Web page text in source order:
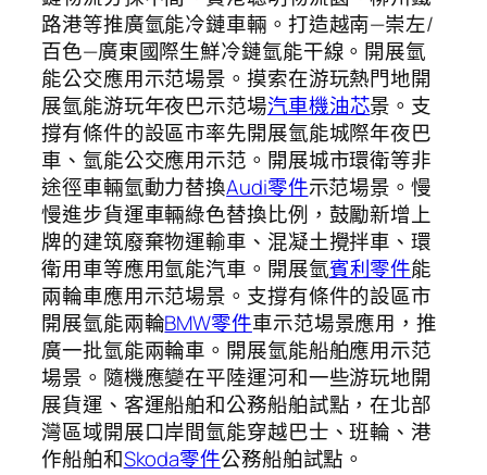
路港等推廣氫能冷鏈車輛。打造越南—崇左/
百色—廣東國際生鮮冷鏈氫能干線。開展氫
能公交應用示范場景。摸索在游玩熱門地開
展氫能游玩年夜巴示范場汽車機油芯景。支
撐有條件的設區市率先開展氫能城際年夜巴
車、氫能公交應用示范。開展城市環衛等非
途徑車輛氫動力替換Audi零件示范場景。慢
慢進步貨運車輛綠色替換比例，鼓勵新增上
牌的建筑廢棄物運輸車、混凝土攪拌車、環
衛用車等應用氫能汽車。開展氫賓利零件能
兩輪車應用示范場景。支撐有條件的設區市
開展氫能兩輪BMW零件車示范場景應用，推
廣一批氫能兩輪車。開展氫能船舶應用示范
場景。隨機應變在平陸運河和一些游玩地開
展貨運、客運船舶和公務船舶試點，在北部
灣區域開展口岸間氫能穿越巴士、班輪、港
作船舶和Skoda零件公務船舶試點。